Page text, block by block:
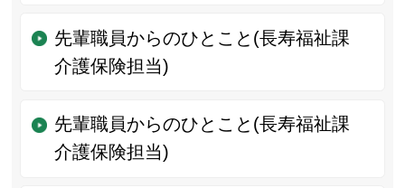
先輩職員からのひとこと(長寿福祉課
介護保険担当)
先輩職員からのひとこと(長寿福祉課
介護保険担当)